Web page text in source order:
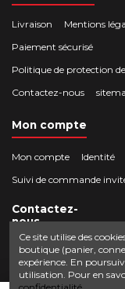
Livraison Mentions
Paiement sécurisé
Politique de protection
Contactez-nous
Mon compte
Mon compte Identité
Suivi de commande
Contactez-
nous
Crocbois-
50 route de Villefort
Ce site utilise des
boutique (panier,
expérience. En
utilisation. Pour en